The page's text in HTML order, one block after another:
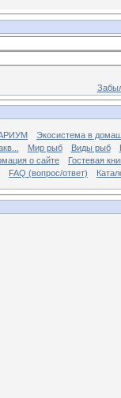
Экосистема в
Мир рыб Виды рыб
о сайте
Гостевая
FAQ (вопрос/ответ)